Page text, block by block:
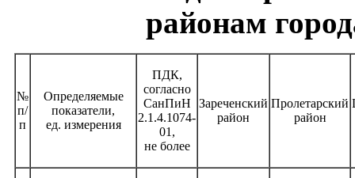
районам
№
п/
п
Определяемые
показатели,
ед. измерения
ПДК,
согласно
СанПиН
2.1.4.1074-
01,
не более
Зареченский
район
Пролетарский
район